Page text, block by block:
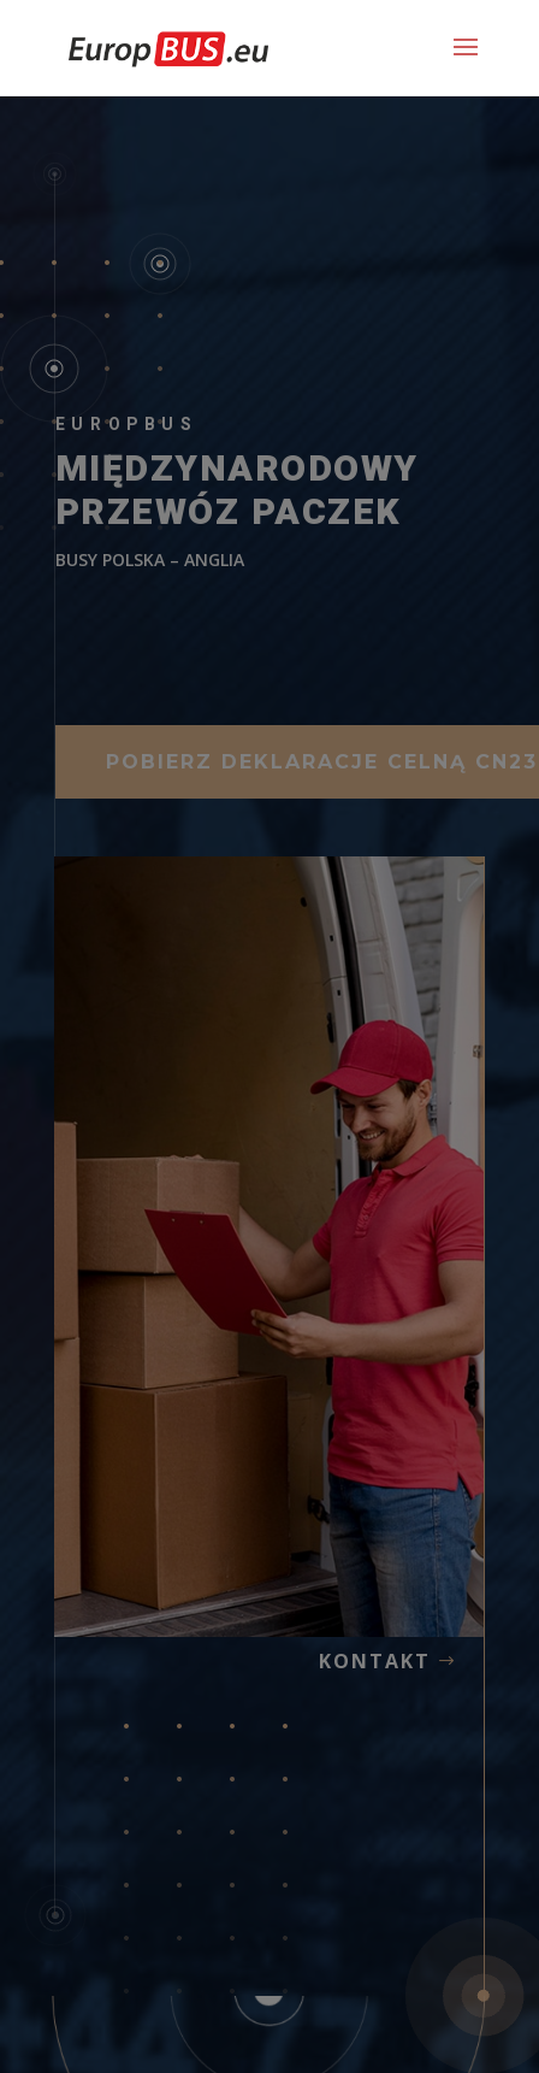
EUROPBUS
MIĘDZYNARODOWY
PRZEWÓZ PACZEK
BUSY POLSKA – ANGLIA
POBIERZ DEKLARACJE CELNĄ CN23
KONTAKT